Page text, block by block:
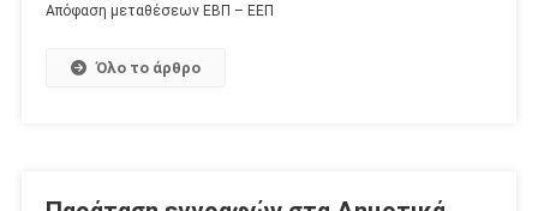
Απόφαση μεταθέσεων ΕΒΠ – ΕΕΠ
Όλο το άρθρο